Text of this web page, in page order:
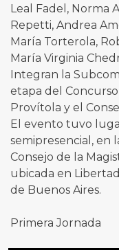
Leal Fadel, Norma
Repetti, Andrea
María Torterola,
María Virginia
Integran la
etapa del
Provítola y el
El evento tuvo
semipresencial, en
Consejo de la
ubicada en Libertad
de Buenos Aires.
Primera Jornada